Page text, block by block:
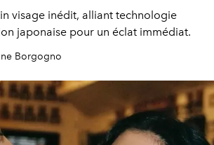
visage inédit, alliant technologie
japonaise pour un éclat immédiat.
Borgogno